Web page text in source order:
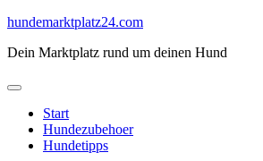
Skip
content
hundemarktplatz24.com
Dein Marktplatz rund um deinen Hund
Start
Hundezubehoer
Hundetipps